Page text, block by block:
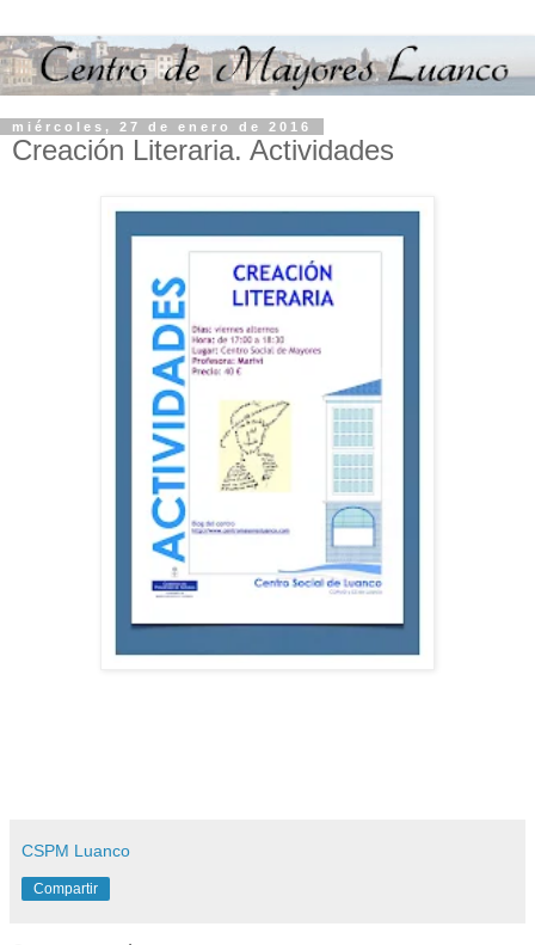
miércoles, 27 de enero de 2016
Creación Literaria. Actividades
CSPM Luanco
Compartir